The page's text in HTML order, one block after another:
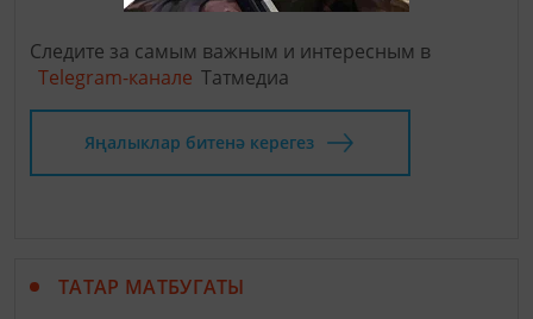
Следите за самым важным и интересным в
Telegram-канале Татмедиа
Яңалыклар битенә керегез
ТАТАР МАТБУГАТЫ